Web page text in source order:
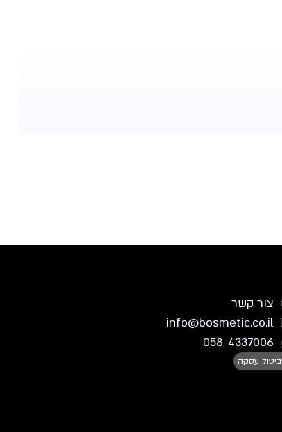
צור קשר
info@bosmetic.co.il
058-4337006
ביטול עסקה